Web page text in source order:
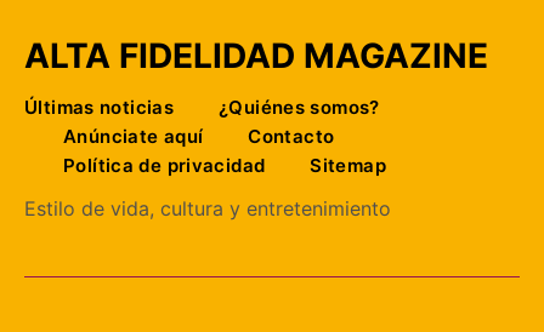
ALTA FIDELIDAD MAGAZINE
Últimas noticias
¿Quiénes somos?
Anúnciate aquí
Contacto
Política de privacidad
Sitemap
Estilo de vida, cultura y entretenimiento